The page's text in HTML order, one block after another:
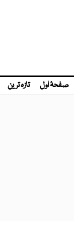
صفحۂ اول تازہ ترین